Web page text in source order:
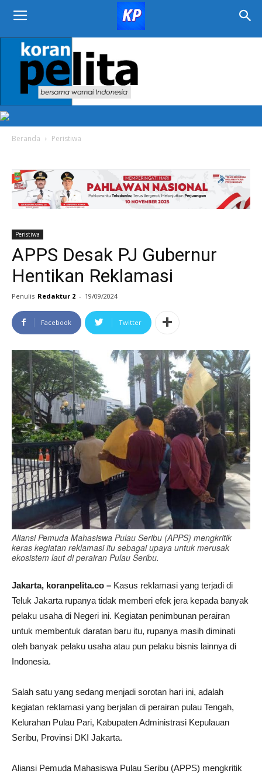
KORAN
PELITA
Beranda Peristiwa
Peristiwa
APPS Desak PJ Gubernur
Hentikan Reklamasi
Penulis Redaktur 2 - 19/09/2024
Facebook Twitter
Aliansi Pemuda Mahasiswa Pulau Seribu (APPS) mengkritik
keras kegiatan reklamasi itu sebagai upaya untuk merusak
ekosistem laut di perairan Pulau Seribu.
Jakarta, koranpelita.co – Kasus reklamasi yang terjadi di
Teluk Jakarta rupanya tidak memberi efek jera kepada banyak
pelaku usaha di Negeri ini. Kegiatan penimbunan perairan
untuk membentuk daratan baru itu, rupanya masih diminati
oleh banyak pelaku usaha atau pun pelaku bisnis lainnya di
Indonesia.
Salah satu yang sedang menjadi sorotan hari ini, adalah
kegiatan reklamasi yang berjalan di perairan pulau Tengah,
Kelurahan Pulau Pari, Kabupaten Administrasi Kepulauan
Seribu, Provinsi DKI Jakarta.
Aliansi Pemuda Mahasiswa Pulau Seribu (APPS) mengkritik